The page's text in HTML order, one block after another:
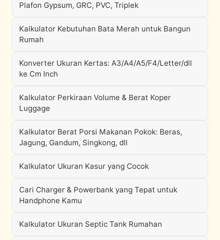
Plafon Gypsum, GRC, PVC, Triplek
Kalkulator Kebutuhan Bata Merah untuk Bangun
Rumah
Konverter Ukuran Kertas: A3/A4/A5/F4/Letter/dll
ke Cm Inch
Kalkulator Perkiraan Volume & Berat Koper
Luggage
Kalkulator Berat Porsi Makanan Pokok: Beras,
Jagung, Gandum, Singkong, dll
Kalkulator Ukuran Kasur yang Cocok
Cari Charger & Powerbank yang Tepat untuk
Handphone Kamu
Kalkulator Ukuran Septic Tank Rumahan